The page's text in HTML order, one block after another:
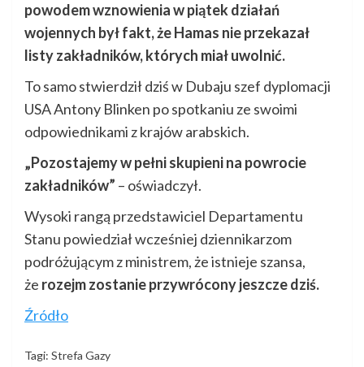
powodem wznowienia w piątek działań
wojennych był fakt, że Hamas nie przekazał
listy zakładników, których miał uwolnić.
To samo stwierdził dziś w Dubaju szef dyplomacji
USA Antony Blinken po spotkaniu ze swoimi
odpowiednikami z krajów arabskich.
„Pozostajemy w pełni skupieni na powrocie
zakładników” – oświadczył.
Wysoki rangą przedstawiciel Departamentu
Stanu powiedział wcześniej dziennikarzom
podróżującym z ministrem, że istnieje szansa,
że rozejm zostanie przywrócony jeszcze dziś.
Źródło
Tagi: Strefa Gazy